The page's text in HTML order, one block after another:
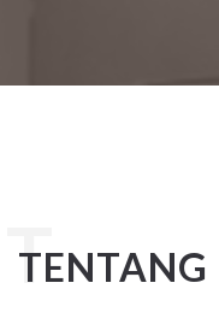
TENTANG